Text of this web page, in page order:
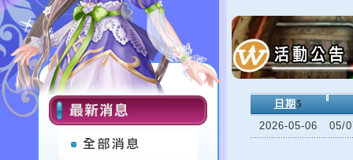
日期 5
2026-05-06
05/